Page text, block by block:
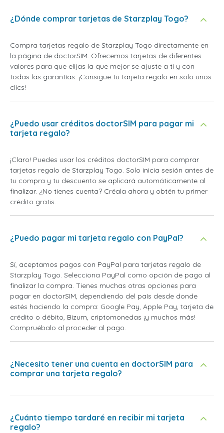
¿Dónde comprar tarjetas de Starzplay Togo?
Compra tarjetas regalo de Starzplay Togo directamente en
la página de doctorSIM. Ofrecemos tarjetas de diferentes
valores para que elijas la que mejor se ajuste a ti y con
todas las garantías. ¡Consigue tu tarjeta regalo en solo unos
clics!
¿Puedo usar créditos doctorSIM para pagar mi
tarjeta regalo?
¡Claro! Puedes usar los créditos doctorSIM para comprar
tarjetas regalo de Starzplay Togo. Solo inicia sesión antes de
tu compra y tu descuento se aplicará automáticamente al
finalizar. ¿No tienes cuenta? Créala ahora y obtén tu primer
crédito gratis.
¿Puedo pagar mi tarjeta regalo con PayPal?
Sí, aceptamos pagos con PayPal para tarjetas regalo de
Starzplay Togo. Selecciona PayPal como opción de pago al
finalizar la compra. Tienes muchas otras opciones para
pagar en doctorSIM, dependiendo del país desde donde
estés haciendo la compra: Google Pay, Apple Pay, tarjeta de
crédito o débito, Bizum, criptomonedas ¡y muchos más!
Compruébalo al proceder al pago.
¿Necesito tener una cuenta en doctorSIM para
comprar una tarjeta regalo?
¿Cuánto tiempo tardaré en recibir mi tarjeta
regalo?